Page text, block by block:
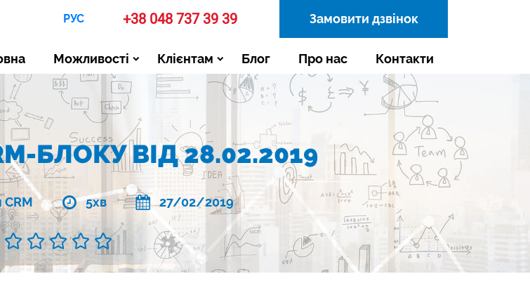
РУС +38 048 737 39 39 Замовити дзвінок
Можливості Клієнтам Блог Про нас Контакти
БЛОКУ ВІД 28.02.2019
5хв 27/02/2019